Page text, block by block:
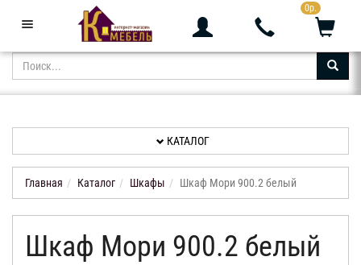
0р.
Звоните с 9:00 до 23:00 +7 (343) 361-05-24
КАТАЛОГ
АКЦИИ
НОВИНКИ
КОНТАКТЫ
КАТАЛОГ
Главная Каталог Шкафы Шкаф Мори 900.2 белый
Шкаф Мори 900.2 белый